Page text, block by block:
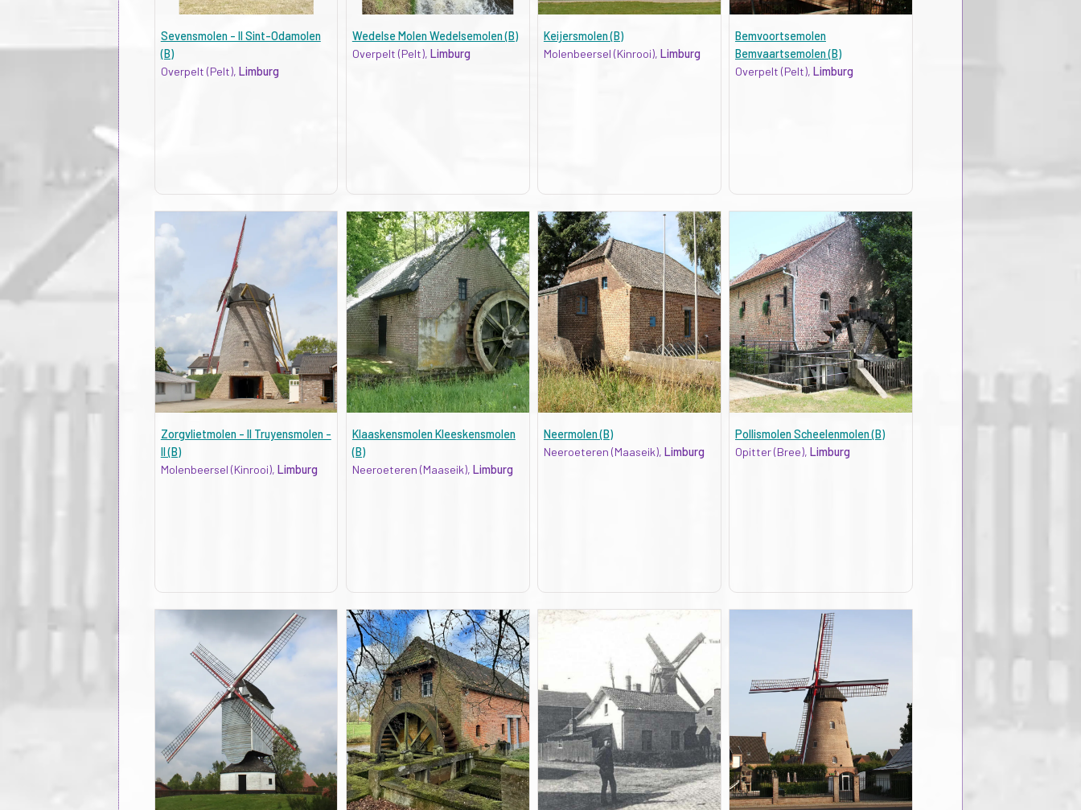
Sevensmolen - II Sint-Odamolen
(B)
Overpelt (Pelt), Limburg
Wedelse Molen Wedelsemolen (B)
Overpelt (Pelt), Limburg
Keijersmolen (B)
Molenbeersel (Kinrooi), Limburg
Bemvoortsemolen
Bemvaartsemolen (B)
Overpelt (Pelt), Limburg
Zorgvlietmolen - II Truyensmolen -
II (B)
Molenbeersel (Kinrooi), Limburg
Klaaskensmolen Kleeskensmolen
(B)
Neeroeteren (Maaseik), Limburg
Neermolen (B)
Neeroeteren (Maaseik), Limburg
Pollismolen Scheelenmolen (B)
Opitter (Bree), Limburg